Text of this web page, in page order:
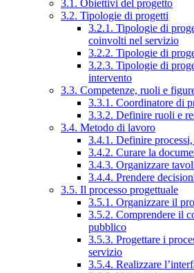
3.1. Obiettivi del progetto
3.2. Tipologie di progetti
3.2.1. Tipologie di
coinvolti nel servizio
3.2.2. Tipologie di
3.2.3. Tipologie di
intervento
3.3. Competenze, ruoli e
3.3.1. Coordinatore di
3.3.2. Definire ruoli e
3.4. Metodo di lavoro
3.4.1. Definire
3.4.2. Curare la
3.4.3. Organizzare
3.4.4. Prendere
3.5. Il processo progettuale
3.5.1. Organizzare il
3.5.2. Comprendere il
pubblico
3.5.3. Progettare i
servizio
3.5.4. Realizzare